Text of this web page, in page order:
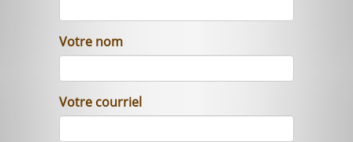
Votre nom
Votre courriel